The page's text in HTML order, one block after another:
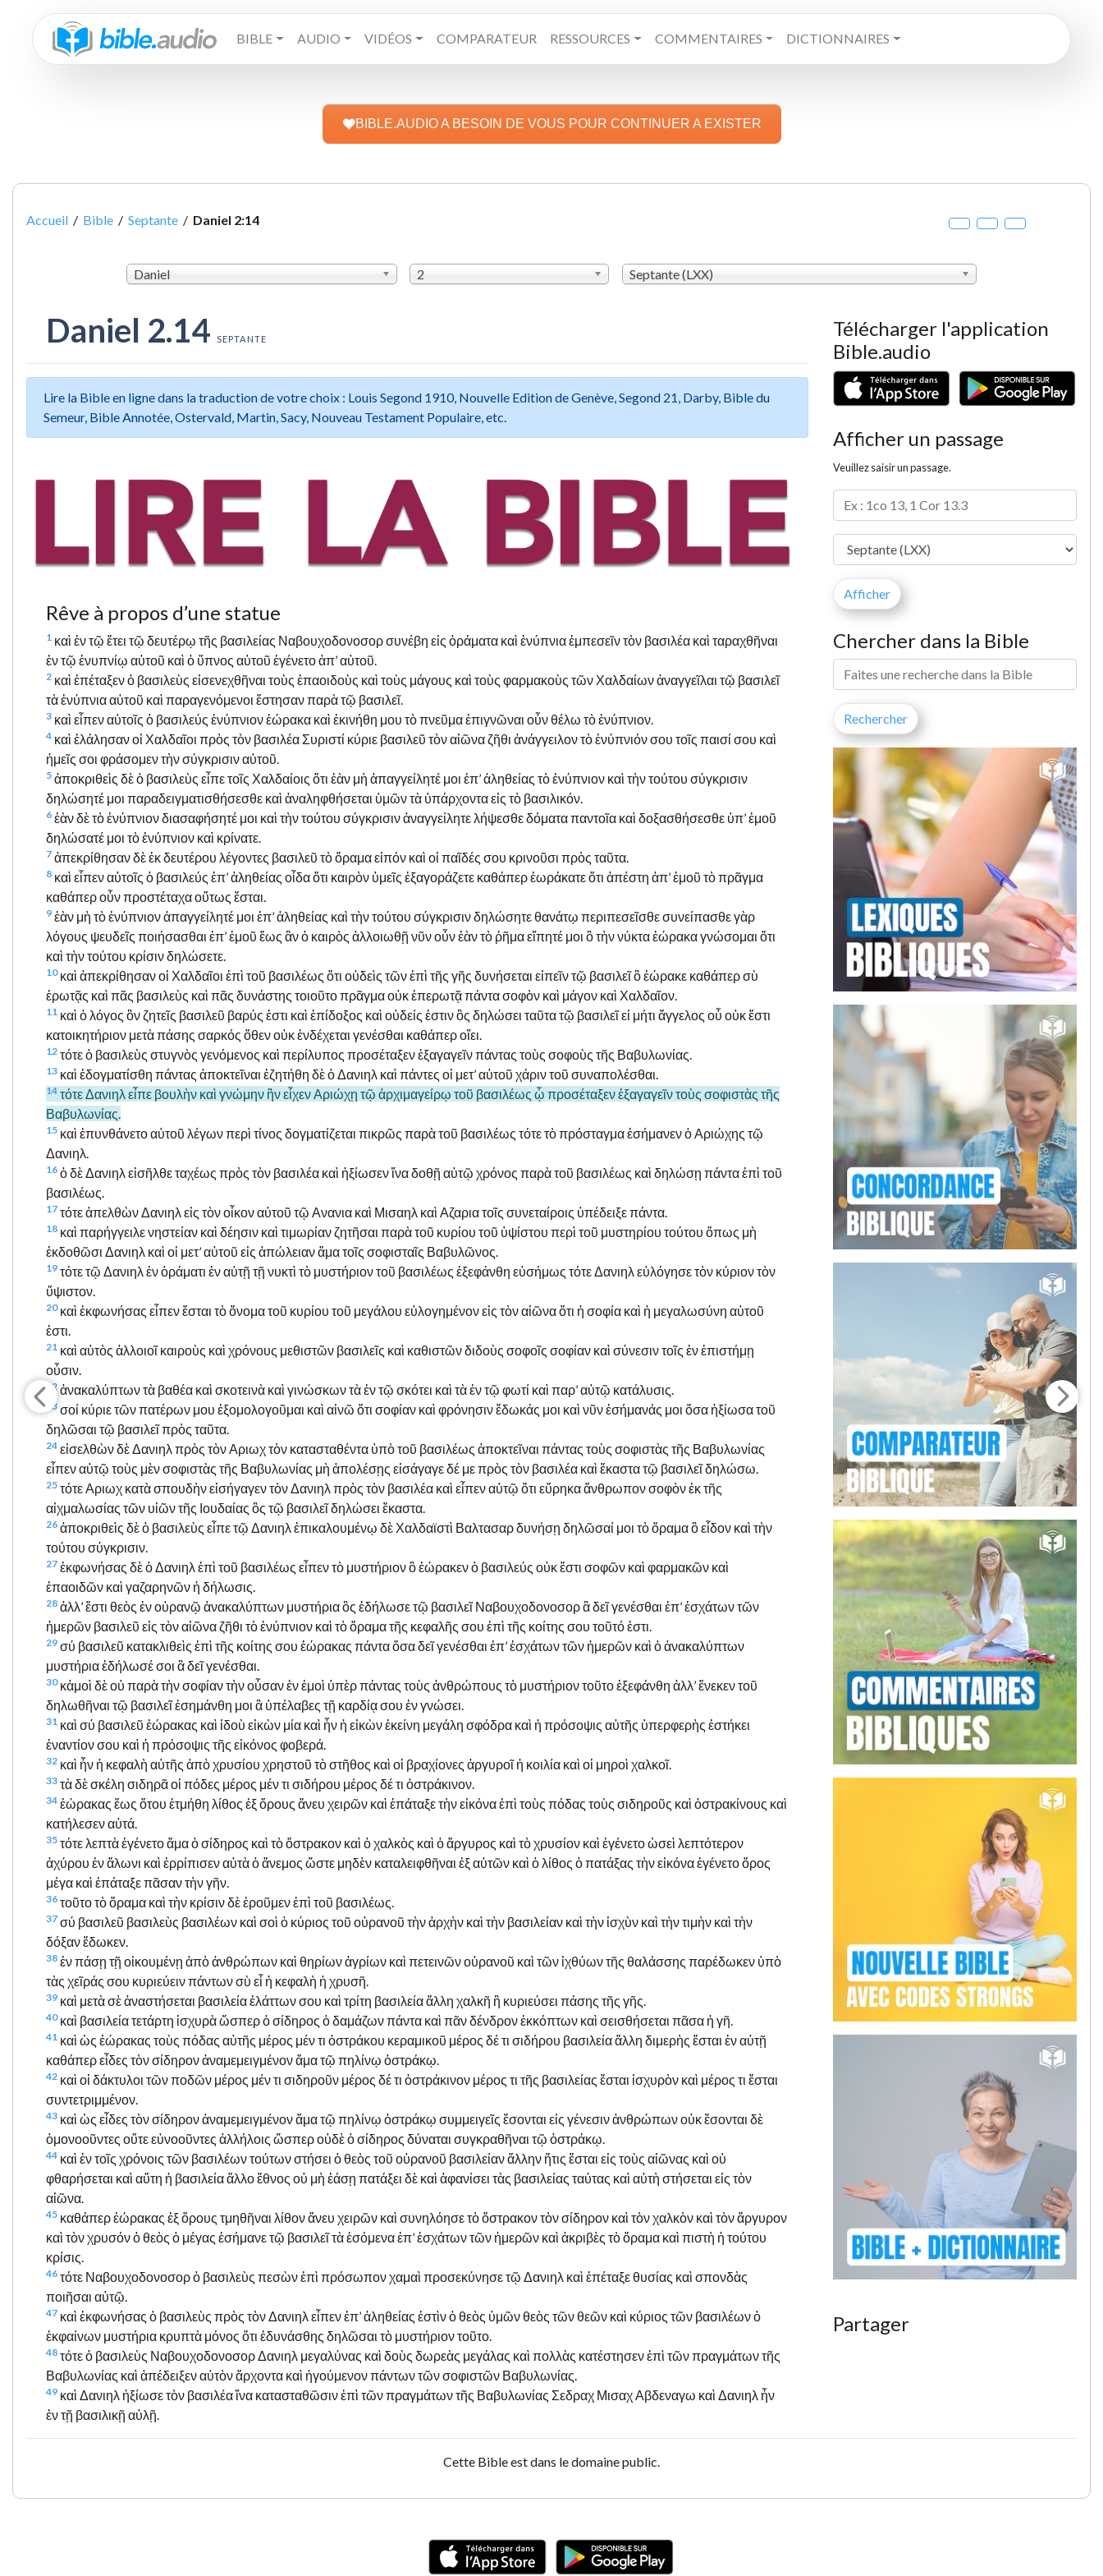
BIBLE AUDIO VIDÉOS COMPARATEUR RESSOURCES COMMENTAIRES DICTIONNAIRES
BIBLE.AUDIO A BESOIN DE VOUS POUR CONTINUER A EXISTER
Accueil / Bible / Septante / Daniel 2:14
Daniel 2 Septante (LXX)
Daniel 2.14 SEPTANTE
Lire la Bible en ligne dans la traduction de votre choix : Louis Segond 1910, Nouvelle Edition de Genève, Segond 21, Darby, Bible du
Semeur, Bible Annotée, Ostervald, Martin, Sacy, Nouveau Testament Populaire, etc.
Rêve à propos d’une statue
1 καὶ ἐν τῷ ἔτει τῷ δευτέρῳ τῆς βασιλείας Ναβουχοδονοσορ συνέβη εἰς ὁράματα καὶ ἐνύπνια ἐμπεσεῖν τὸν βασιλέα καὶ ταραχθῆναι
ἐν τῷ ἐνυπνίῳ αὐτοῦ καὶ ὁ ὕπνος αὐτοῦ ἐγένετο ἀπ’ αὐτοῦ.
2 καὶ ἐπέταξεν ὁ βασιλεὺς εἰσενεχθῆναι τοὺς ἐπαοιδοὺς καὶ τοὺς μάγους καὶ τοὺς φαρμακοὺς τῶν Χαλδαίων ἀναγγεῖλαι τῷ βασιλεῖ
τὰ ἐνύπνια αὐτοῦ καὶ παραγενόμενοι ἔστησαν παρὰ τῷ βασιλεῖ.
3 καὶ εἶπεν αὐτοῖς ὁ βασιλεύς ἐνύπνιον ἑώρακα καὶ ἐκινήθη μου τὸ πνεῦμα ἐπιγνῶναι οὖν θέλω τὸ ἐνύπνιον.
4 καὶ ἐλάλησαν οἱ Χαλδαῖοι πρὸς τὸν βασιλέα Συριστί κύριε βασιλεῦ τὸν αἰῶνα ζῆθι ἀνάγγειλον τὸ ἐνύπνιόν σου τοῖς παισί σου καὶ
ἡμεῖς σοι φράσομεν τὴν σύγκρισιν αὐτοῦ.
5 ἀποκριθεὶς δὲ ὁ βασιλεὺς εἶπε τοῖς Χαλδαίοις ὅτι ἐὰν μὴ ἀπαγγείλητέ μοι ἐπ’ ἀληθείας τὸ ἐνύπνιον καὶ τὴν τούτου σύγκρισιν
δηλώσητέ μοι παραδειγματισθήσεσθε καὶ ἀναληφθήσεται ὑμῶν τὰ ὑπάρχοντα εἰς τὸ βασιλικόν.
6 ἐὰν δὲ τὸ ἐνύπνιον διασαφήσητέ μοι καὶ τὴν τούτου σύγκρισιν ἀναγγείλητε λήψεσθε δόματα παντοῖα καὶ δοξασθήσεσθε ὑπ’ ἐμοῦ
δηλώσατέ μοι τὸ ἐνύπνιον καὶ κρίνατε.
7 ἀπεκρίθησαν δὲ ἐκ δευτέρου λέγοντες βασιλεῦ τὸ ὅραμα εἰπόν καὶ οἱ παῖδές σου κρινοῦσι πρὸς ταῦτα.
8 καὶ εἶπεν αὐτοῖς ὁ βασιλεύς ἐπ’ ἀληθείας οἶδα ὅτι καιρὸν ὑμεῖς ἐξαγοράζετε καθάπερ ἑωράκατε ὅτι ἀπέστη ἀπ’ ἐμοῦ τὸ πρᾶγμα
καθάπερ οὖν προστέταχα οὕτως ἔσται.
9 ἐὰν μὴ τὸ ἐνύπνιον ἀπαγγείλητέ μοι ἐπ’ ἀληθείας καὶ τὴν τούτου σύγκρισιν δηλώσητε θανάτῳ περιπεσεῖσθε συνείπασθε γὰρ
λόγους ψευδεῖς ποιήσασθαι ἐπ’ ἐμοῦ ἕως ἂν ὁ καιρὸς ἀλλοιωθῇ νῦν οὖν ἐὰν τὸ ῥῆμα εἴπητέ μοι ὃ τὴν νύκτα ἑώρακα γνώσομαι ὅτι
καὶ τὴν τούτου κρίσιν δηλώσετε.
10καὶ ἀπεκρίθησαν οἱ Χαλδαῖοι ἐπὶ τοῦ βασιλέως ὅτι οὐδεὶς τῶν ἐπὶ τῆς γῆς δυνήσεται εἰπεῖν τῷ βασιλεῖ ὃ ἑώρακε καθάπερ σὺ
ἐρωτᾷς καὶ πᾶς βασιλεὺς καὶ πᾶς δυνάστης τοιοῦτο πρᾶγμα οὐκ ἐπερωτᾷ πάντα σοφὸν καὶ μάγον καὶ Χαλδαῖον.
11 καὶ ὁ λόγος ὃν ζητεῖς βασιλεῦ βαρύς ἐστι καὶ ἐπίδοξος καὶ οὐδείς ἐστιν ὃς δηλώσει ταῦτα τῷ βασιλεῖ εἰ μήτι ἄγγελος οὗ οὐκ ἔστι
κατοικητήριον μετὰ πάσης σαρκός ὅθεν οὐκ ἐνδέχεται γενέσθαι καθάπερ οἴει.
12 τότε ὁ βασιλεὺς στυγνὸς γενόμενος καὶ περίλυπος προσέταξεν ἐξαγαγεῖν πάντας τοὺς σοφοὺς τῆς Βαβυλωνίας.
13 καὶ ἐδογματίσθη πάντας ἀποκτεῖναι ἐζητήθη δὲ ὁ Δανιηλ καὶ πάντες οἱ μετ’ αὐτοῦ χάριν τοῦ συναπολέσθαι.
14 τότε Δανιηλ εἶπε βουλὴν καὶ γνώμην ἣν εἶχεν Αριώχῃ τῷ ἀρχιμαγείρῳ τοῦ βασιλέως ᾧ προσέταξεν ἐξαγαγεῖν τοὺς σοφιστὰς τῆς
Βαβυλωνίας.
15 καὶ ἐπυνθάνετο αὐτοῦ λέγων περὶ τίνος δογματίζεται πικρῶς παρὰ τοῦ βασιλέως τότε τὸ πρόσταγμα ἐσήμανεν ὁ Αριώχης τῷ
Δανιηλ.
16 ὁ δὲ Δανιηλ εἰσῆλθε ταχέως πρὸς τὸν βασιλέα καὶ ἠξίωσεν ἵνα δοθῇ αὐτῷ χρόνος παρὰ τοῦ βασιλέως καὶ δηλώσῃ πάντα ἐπὶ τοῦ
βασιλέως.
17 τότε ἀπελθὼν Δανιηλ εἰς τὸν οἶκον αὐτοῦ τῷ Ανανια καὶ Μισαηλ καὶ Αζαρια τοῖς συνεταίροις ὑπέδειξε πάντα.
18 καὶ παρήγγειλε νηστείαν καὶ δέησιν καὶ τιμωρίαν ζητῆσαι παρὰ τοῦ κυρίου τοῦ ὑψίστου περὶ τοῦ μυστηρίου τούτου ὅπως μὴ
ἐκδοθῶσι Δανιηλ καὶ οἱ μετ’ αὐτοῦ εἰς ἀπώλειαν ἅμα τοῖς σοφισταῖς Βαβυλῶνος.
19 τότε τῷ Δανιηλ ἐν ὁράματι ἐν αὐτῇ τῇ νυκτὶ τὸ μυστήριον τοῦ βασιλέως ἐξεφάνθη εὐσήμως τότε Δανιηλ εὐλόγησε τὸν κύριον τὸν
ὕψιστον.
20καὶ ἐκφωνήσας εἶπεν ἔσται τὸ ὄνομα τοῦ κυρίου τοῦ μεγάλου εὐλογημένον εἰς τὸν αἰῶνα ὅτι ἡ σοφία καὶ ἡ μεγαλωσύνη αὐτοῦ
ἐστι.
21 καὶ αὐτὸς ἀλλοιοῖ καιροὺς καὶ χρόνους μεθιστῶν βασιλεῖς καὶ καθιστῶν διδοὺς σοφοῖς σοφίαν καὶ σύνεσιν τοῖς ἐν ἐπιστήμῃ
οὖσιν.
22 ἀνακαλύπτων τὰ βαθέα καὶ σκοτεινὰ καὶ γινώσκων τὰ ἐν τῷ σκότει καὶ τὰ ἐν τῷ φωτί καὶ παρ’ αὐτῷ κατάλυσις.
23 σοί κύριε τῶν πατέρων μου ἐξομολογοῦμαι καὶ αἰνῶ ὅτι σοφίαν καὶ φρόνησιν ἔδωκάς μοι καὶ νῦν ἐσήμανάς μοι ὅσα ἠξίωσα τοῦ
δηλῶσαι τῷ βασιλεῖ πρὸς ταῦτα.
24 εἰσελθὼν δὲ Δανιηλ πρὸς τὸν Αριωχ τὸν κατασταθέντα ὑπὸ τοῦ βασιλέως ἀποκτεῖναι πάντας τοὺς σοφιστὰς τῆς Βαβυλωνίας
εἶπεν αὐτῷ τοὺς μὲν σοφιστὰς τῆς Βαβυλωνίας μὴ ἀπολέσῃς εἰσάγαγε δέ με πρὸς τὸν βασιλέα καὶ ἕκαστα τῷ βασιλεῖ δηλώσω.
25 τότε Αριωχ κατὰ σπουδὴν εἰσήγαγεν τὸν Δανιηλ πρὸς τὸν βασιλέα καὶ εἶπεν αὐτῷ ὅτι εὕρηκα ἄνθρωπον σοφὸν ἐκ τῆς
αἰχμαλωσίας τῶν υἱῶν τῆς Ιουδαίας ὃς τῷ βασιλεῖ δηλώσει ἕκαστα.
26 ἀποκριθεὶς δὲ ὁ βασιλεὺς εἶπε τῷ Δανιηλ ἐπικαλουμένῳ δὲ Χαλδαϊστὶ Βαλτασαρ δυνήσῃ δηλῶσαί μοι τὸ ὅραμα ὃ εἶδον καὶ τὴν
τούτου σύγκρισιν.
27 ἐκφωνήσας δὲ ὁ Δανιηλ ἐπὶ τοῦ βασιλέως εἶπεν τὸ μυστήριον ὃ ἑώρακεν ὁ βασιλεύς οὐκ ἔστι σοφῶν καὶ φαρμακῶν καὶ
ἐπαοιδῶν καὶ γαζαρηνῶν ἡ δήλωσις.
28 ἀλλ’ ἔστι θεὸς ἐν οὐρανῷ ἀνακαλύπτων μυστήρια ὃς ἐδήλωσε τῷ βασιλεῖ Ναβουχοδονοσορ ἃ δεῖ γενέσθαι ἐπ’ ἐσχάτων τῶν
ἡμερῶν βασιλεῦ εἰς τὸν αἰῶνα ζῆθι τὸ ἐνύπνιον καὶ τὸ ὅραμα τῆς κεφαλῆς σου ἐπὶ τῆς κοίτης σου τοῦτό ἐστι.
29 σύ βασιλεῦ κατακλιθεὶς ἐπὶ τῆς κοίτης σου ἑώρακας πάντα ὅσα δεῖ γενέσθαι ἐπ’ ἐσχάτων τῶν ἡμερῶν καὶ ὁ ἀνακαλύπτων
μυστήρια ἐδήλωσέ σοι ἃ δεῖ γενέσθαι.
30κἀμοὶ δὲ οὐ παρὰ τὴν σοφίαν τὴν οὖσαν ἐν ἐμοὶ ὑπὲρ πάντας τοὺς ἀνθρώπους τὸ μυστήριον τοῦτο ἐξεφάνθη ἀλλ’ ἕνεκεν τοῦ
δηλωθῆναι τῷ βασιλεῖ ἐσημάνθη μοι ἃ ὑπέλαβες τῇ καρδίᾳ σου ἐν γνώσει.
31 καὶ σύ βασιλεῦ ἑώρακας καὶ ἰδοὺ εἰκὼν μία καὶ ἦν ἡ εἰκὼν ἐκείνη μεγάλη σφόδρα καὶ ἡ πρόσοψις αὐτῆς ὑπερφερὴς ἑστήκει
ἐναντίον σου καὶ ἡ πρόσοψις τῆς εἰκόνος φοβερά.
32 καὶ ἦν ἡ κεφαλὴ αὐτῆς ἀπὸ χρυσίου χρηστοῦ τὸ στῆθος καὶ οἱ βραχίονες ἀργυροῖ ἡ κοιλία καὶ οἱ μηροὶ χαλκοῖ.
33 τὰ δὲ σκέλη σιδηρᾶ οἱ πόδες μέρος μέν τι σιδήρου μέρος δέ τι ὀστράκινον.
34 ἑώρακας ἕως ὅτου ἐτμήθη λίθος ἐξ ὄρους ἄνευ χειρῶν καὶ ἐπάταξε τὴν εἰκόνα ἐπὶ τοὺς πόδας τοὺς σιδηροῦς καὶ ὀστρακίνους καὶ
κατήλεσεν αὐτά.
35 τότε λεπτὰ ἐγένετο ἅμα ὁ σίδηρος καὶ τὸ ὄστρακον καὶ ὁ χαλκὸς καὶ ὁ ἄργυρος καὶ τὸ χρυσίον καὶ ἐγένετο ὡσεὶ λεπτότερον
ἀχύρου ἐν ἅλωνι καὶ ἐρρίπισεν αὐτὰ ὁ ἄνεμος ὥστε μηδὲν καταλειφθῆναι ἐξ αὐτῶν καὶ ὁ λίθος ὁ πατάξας τὴν εἰκόνα ἐγένετο ὄρος
μέγα καὶ ἐπάταξε πᾶσαν τὴν γῆν.
36 τοῦτο τὸ ὅραμα καὶ τὴν κρίσιν δὲ ἐροῦμεν ἐπὶ τοῦ βασιλέως.
37 σύ βασιλεῦ βασιλεὺς βασιλέων καὶ σοὶ ὁ κύριος τοῦ οὐρανοῦ τὴν ἀρχὴν καὶ τὴν βασιλείαν καὶ τὴν ἰσχὺν καὶ τὴν τιμὴν καὶ τὴν
δόξαν ἔδωκεν.
38 ἐν πάσῃ τῇ οἰκουμένῃ ἀπὸ ἀνθρώπων καὶ θηρίων ἀγρίων καὶ πετεινῶν οὐρανοῦ καὶ τῶν ἰχθύων τῆς θαλάσσης παρέδωκεν ὑπὸ
τὰς χεῖράς σου κυριεύειν πάντων σὺ εἶ ἡ κεφαλὴ ἡ χρυσῆ.
39 καὶ μετὰ σὲ ἀναστήσεται βασιλεία ἐλάττων σου καὶ τρίτη βασιλεία ἄλλη χαλκῆ ἣ κυριεύσει πάσης τῆς γῆς.
40καὶ βασιλεία τετάρτη ἰσχυρὰ ὥσπερ ὁ σίδηρος ὁ δαμάζων πάντα καὶ πᾶν δένδρον ἐκκόπτων καὶ σεισθήσεται πᾶσα ἡ γῆ.
41 καὶ ὡς ἑώρακας τοὺς πόδας αὐτῆς μέρος μέν τι ὀστράκου κεραμικοῦ μέρος δέ τι σιδήρου βασιλεία ἄλλη διμερὴς ἔσται ἐν αὐτῇ
καθάπερ εἶδες τὸν σίδηρον ἀναμεμειγμένον ἅμα τῷ πηλίνῳ ὀστράκῳ.
42 καὶ οἱ δάκτυλοι τῶν ποδῶν μέρος μέν τι σιδηροῦν μέρος δέ τι ὀστράκινον μέρος τι τῆς βασιλείας ἔσται ἰσχυρὸν καὶ μέρος τι ἔσται
συντετριμμένον.
43 καὶ ὡς εἶδες τὸν σίδηρον ἀναμεμειγμένον ἅμα τῷ πηλίνῳ ὀστράκῳ συμμειγεῖς ἔσονται εἰς γένεσιν ἀνθρώπων οὐκ ἔσονται δὲ
ὁμονοοῦντες οὔτε εὐνοοῦντες ἀλλήλοις ὥσπερ οὐδὲ ὁ σίδηρος δύναται συγκραθῆναι τῷ ὀστράκῳ.
44 καὶ ἐν τοῖς χρόνοις τῶν βασιλέων τούτων στήσει ὁ θεὸς τοῦ οὐρανοῦ βασιλείαν ἄλλην ἥτις ἔσται εἰς τοὺς αἰῶνας καὶ οὐ
φθαρήσεται καὶ αὕτη ἡ βασιλεία ἄλλο ἔθνος οὐ μὴ ἐάσῃ πατάξει δὲ καὶ ἀφανίσει τὰς βασιλείας ταύτας καὶ αὐτὴ στήσεται εἰς τὸν
αἰῶνα.
45 καθάπερ ἑώρακας ἐξ ὄρους τμηθῆναι λίθον ἄνευ χειρῶν καὶ συνηλόησε τὸ ὄστρακον τὸν σίδηρον καὶ τὸν χαλκὸν καὶ τὸν ἄργυρον
καὶ τὸν χρυσόν ὁ θεὸς ὁ μέγας ἐσήμανε τῷ βασιλεῖ τὰ ἐσόμενα ἐπ’ ἐσχάτων τῶν ἡμερῶν καὶ ἀκριβὲς τὸ ὅραμα καὶ πιστὴ ἡ τούτου
κρίσις.
46 τότε Ναβουχοδονοσορ ὁ βασιλεὺς πεσὼν ἐπὶ πρόσωπον χαμαὶ προσεκύνησε τῷ Δανιηλ καὶ ἐπέταξε θυσίας καὶ σπονδὰς
ποιῆσαι αὐτῷ.
47 καὶ ἐκφωνήσας ὁ βασιλεὺς πρὸς τὸν Δανιηλ εἶπεν ἐπ’ ἀληθείας ἐστὶν ὁ θεὸς ὑμῶν θεὸς τῶν θεῶν καὶ κύριος τῶν βασιλέων ὁ
ἐκφαίνων μυστήρια κρυπτὰ μόνος ὅτι ἐδυνάσθης δηλῶσαι τὸ μυστήριον τοῦτο.
48 τότε ὁ βασιλεὺς Ναβουχοδονοσορ Δανιηλ μεγαλύνας καὶ δοὺς δωρεὰς μεγάλας καὶ πολλὰς κατέστησεν ἐπὶ τῶν πραγμάτων τῆς
Βαβυλωνίας καὶ ἀπέδειξεν αὐτὸν ἄρχοντα καὶ ἡγούμενον πάντων τῶν σοφιστῶν Βαβυλωνίας.
49 καὶ Δανιηλ ἠξίωσε τὸν βασιλέα ἵνα κατασταθῶσιν ἐπὶ τῶν πραγμάτων τῆς Βαβυλωνίας Σεδραχ Μισαχ Αβδεναγω καὶ Δανιηλ ἦν
ἐν τῇ βασιλικῇ αὐλῇ.
Télécharger l'application
Bible.audio
Afficher un passage
Veuillez saisir un passage.
Chercher dans la Bible
Partager
Cette Bible est dans le domaine public.